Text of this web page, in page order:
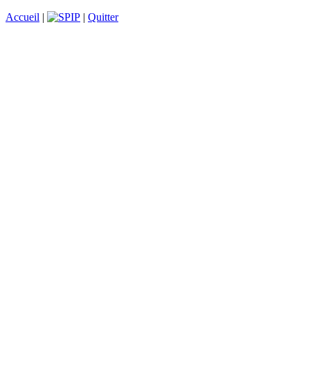
Accueil | | Quitter